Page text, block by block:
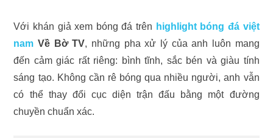
Với khán giả xem bóng đá trên highlight bóng đá việt
nam Về Bờ TV, những pha xử lý của anh luôn mang
đến cảm giác rất riêng: bình tĩnh, sắc bén và giàu tính
sáng tạo. Không cần rê bóng qua nhiều người, anh vẫn
có thể thay đổi cục diện trận đấu bằng một đường
chuyền chuẩn xác.